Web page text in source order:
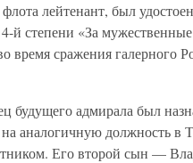
лейтенант, был
й степени «За
время сражения галерного
будущего адмирала был
аналогичную должность в
Его второй сын —